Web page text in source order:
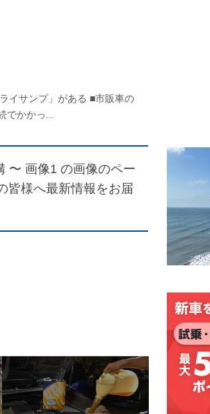
イサンプ」がある ■市販車の
かかっ...
〜 画像1 の画像のペー
皆様へ最新情報をお届